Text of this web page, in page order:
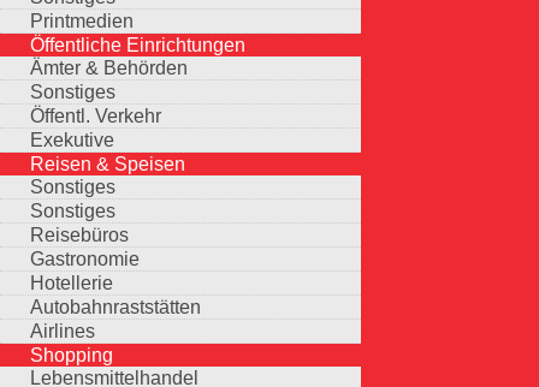
Printmedien
Öffentliche Einrichtungen
Ämter & Behörden
Sonstiges
Öffentl. Verkehr
Exekutive
Reisen & Speisen
Sonstiges
Sonstiges
Reisebüros
Gastronomie
Hotellerie
Autobahnraststätten
Airlines
Shopping
Lebensmittelhandel